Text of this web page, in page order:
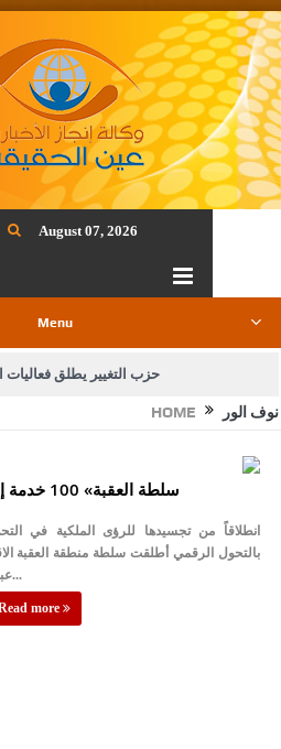
August 07, 2026
Menu
حزب التغيير يطلق
الجيش يفتح باب التجنيد لحملة
الإسلامية
الأمن يتلف 16 مليون حبة كبتاجون و1480 كغم مواد مخدرة
النواب يقر مشروع
القاضي يلتقي رؤساء تحرير الصحف
HOME نوف الور
«سلطة العقبة» 100 خدمة إلكترونية.. وأكثر
انطلاقاً من تجسيدها للرؤى الملكية في
عبر تطبيق سند من أصل 160 خدمة س...
more